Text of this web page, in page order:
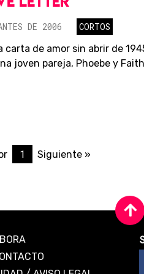
DE 2006
CORTOS
carta de amor sin abrir de
joven pareja, Phoebe y
1 Siguiente »